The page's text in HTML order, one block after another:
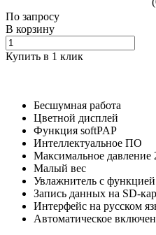
По запросу
В корзину
Купить в 1 клик
Бесшумная работа
Цветной дисплей
Функция softPAP
Интеллектуальное ПО
Максимальное давление
Малый вес
Увлажнитель с функцией
Запись данных на SD-
Интерфейс на русском
Автоматическое